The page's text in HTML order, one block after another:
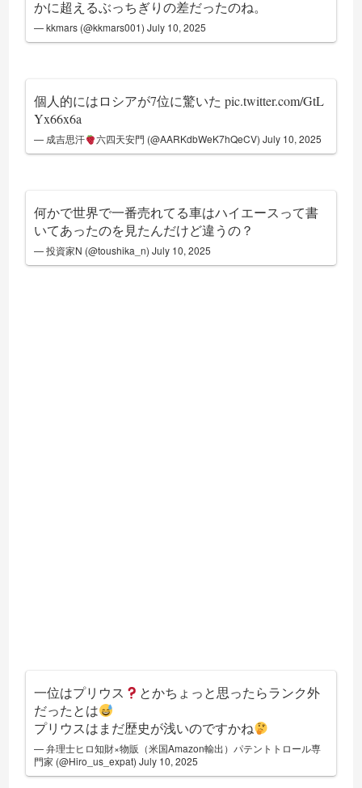
かに超えるぶっちぎりの差だったのね。
— kkmars (@kkmars001)July 10, 2025
個人的にはロシアが7位に驚いたpic.twitter.com/GtL
Yx66x6a
— 成吉思汗 六四天安門 (@AARKdbWeK7hQeCV) July 10, 2025
何かで世界で一番売れてる車はハイエースって書
いてあったのを見たんだけど違うの？
— 投資家N (@toushika_n)July 10, 2025
一位はプリウス
とかちょっと思ったらランク外
だったとは
プリウスはまだ歴史が浅いのですかね
— 弁理士ヒロ知財×物販（米国Amazon輸出）パテントトロール専
門家 (@Hiro_us_expat)July 10, 2025